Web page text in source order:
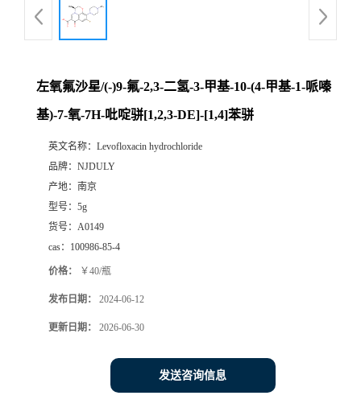
左氧氟沙星/(-)9-氟-2,3-二氢-3-甲基-10-(4-甲基-1-哌嗪
基)-7-氧-7H-吡啶骈[1,2,3-DE]-[1,4]苯骈
英文名称： Levofloxacin hydrochloride
品牌： NJDULY
产地： 南京
型号： 5g
货号： A0149
cas： 100986-85-4
价格： ￥40/瓶
发布日期： 2024-06-12
更新日期： 2026-06-30
发送咨询信息